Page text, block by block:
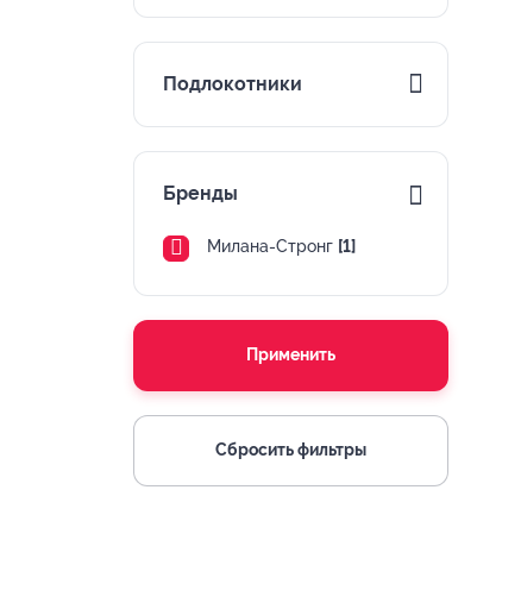
Подлокотники
Бренды
Милана-Стронг [1]
Применить
Сбросить фильтры